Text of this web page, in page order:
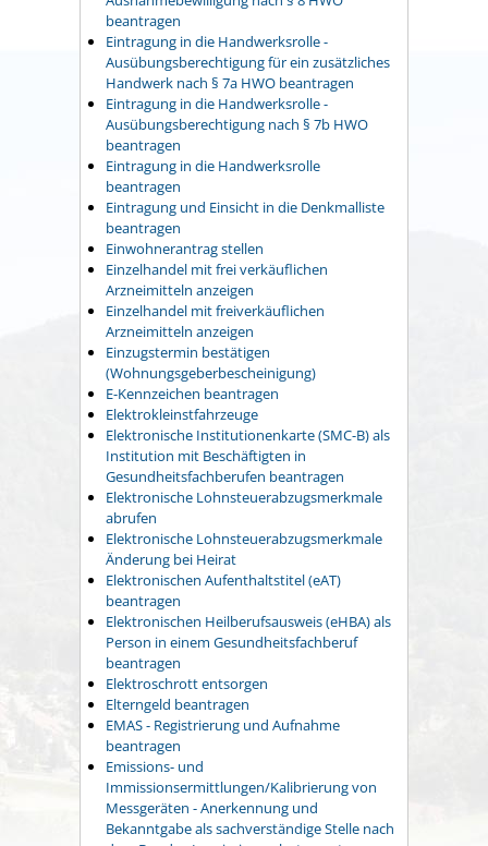
beantragen
Eintragung in die Handwerksrolle -
Ausübungsberechtigung für ein zusätzliches
Handwerk nach § 7a HWO beantragen
Eintragung in die Handwerksrolle -
Ausübungsberechtigung nach § 7b HWO
beantragen
Eintragung in die Handwerksrolle
beantragen
Eintragung und Einsicht in die Denkmalliste
beantragen
Einwohnerantrag stellen
Einzelhandel mit frei verkäuflichen
Arzneimitteln anzeigen
Einzelhandel mit freiverkäuflichen
Arzneimitteln anzeigen
Einzugstermin bestätigen
(Wohnungsgeberbescheinigung)
E-Kennzeichen beantragen
Elektrokleinstfahrzeuge
Elektronische Institutionenkarte (SMC-B) als
Institution mit Beschäftigten in
Gesundheitsfachberufen beantragen
Elektronische Lohnsteuerabzugsmerkmale
abrufen
Elektronische Lohnsteuerabzugsmerkmale
Änderung bei Heirat
Elektronischen Aufenthaltstitel (eAT)
beantragen
Elektronischen Heilberufsausweis (eHBA) als
Person in einem Gesundheitsfachberuf
beantragen
Elektroschrott entsorgen
Elterngeld beantragen
EMAS - Registrierung und Aufnahme
beantragen
Emissions- und
Immissionsermittlungen/Kalibrierung von
Messgeräten - Anerkennung und
Bekanntgabe als sachverständige Stelle nach